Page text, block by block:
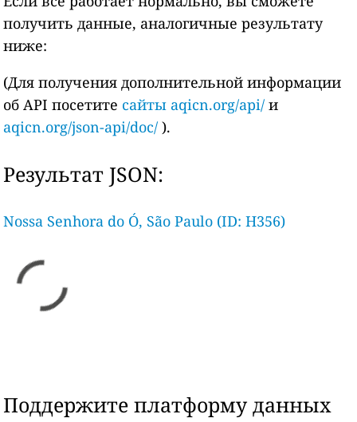
получить данные, аналогичные результату
ниже:
(Для получения дополнительной информации
об API посетите сайты aqicn.org/api/ и
aqicn.org/json-api/doc/ ).
Результат JSON:
Nossa Senhora do Ó, São Paulo (ID: H356)
Поддержите платформу данных